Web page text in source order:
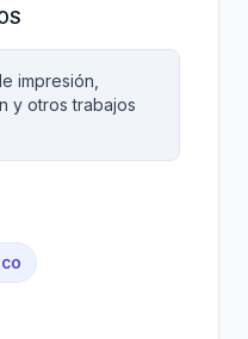
impresión,
y otros trabajos